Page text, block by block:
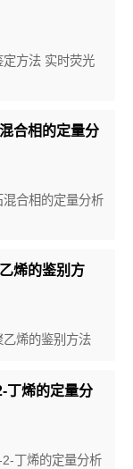
方法 实时荧光
合相的定量分
合相的定量分析
烯的鉴别方
烯的鉴别方法
丁烯的定量分
丁烯的定量分析